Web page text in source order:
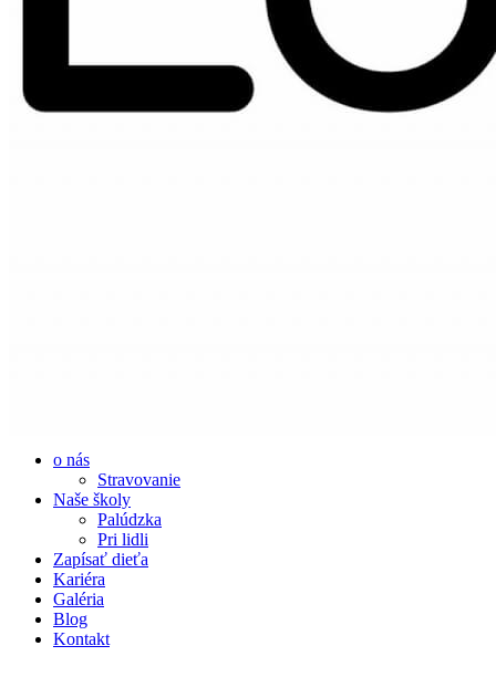
o nás
Stravovanie
Naše školy
Palúdzka
Pri lidli
Zapísať dieťa
Kariéra
Galéria
Blog
Kontakt